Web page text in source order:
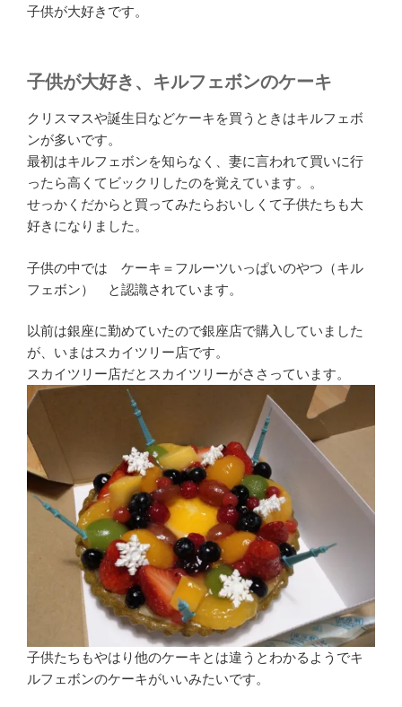
子供が大好きです。
子供が大好き、キルフェボンのケーキ
クリスマスや誕生日などケーキを買うときはキルフェボ
ンが多いです。
最初はキルフェボンを知らなく、妻に言われて買いに行
ったら高くてビックリしたのを覚えています。。
せっかくだからと買ってみたらおいしくて子供たちも大
好きになりました。
子供の中では ケーキ＝フルーツいっぱいのやつ（キル
フェボン） と認識されています。
以前は銀座に勤めていたので銀座店で購入していました
が、いまはスカイツリー店です。
スカイツリー店だとスカイツリーがささっています。
子供たちもやはり他のケーキとは違うとわかるようでキ
ルフェボンのケーキがいいみたいです。